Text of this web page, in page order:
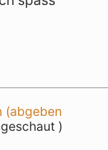
(abgeben
)